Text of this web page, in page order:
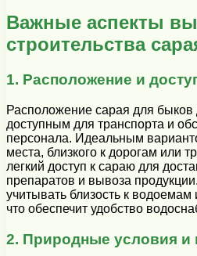
Важные аспекты
строительства
1. Расположение и
Расположение сарая для
доступным для транспорта и
персонала. Идеальным
места, близкого к дорогам или
легкий доступ к сараю для
препаратов и вывоза
учитывать близость к
что обеспечит удобство
2. Природные условия и